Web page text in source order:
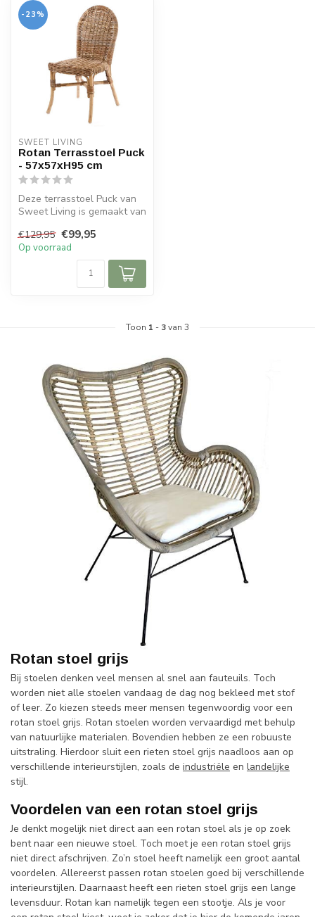
-23%
SWEET LIVING
Rotan Terrasstoel Puck
- 57x57xH95 cm
Deze terrasstoel Puck van
Sweet Living is gemaakt van
greywas...
€129,95 €99,95
Op voorraad
Toon 1 - 3van 3
Rotan stoel grijs
Bij stoelen denken veel mensen al snel aan fauteuils. Toch
worden niet alle stoelen vandaag de dag nog bekleed met stof
of leer. Zo kiezen steeds meer mensen tegenwoordig voor een
rotan stoel grijs. Rotan stoelen worden vervaardigd met behulp
van natuurlijke materialen. Bovendien hebben ze een robuuste
uitstraling. Hierdoor sluit een rieten stoel grijs naadloos aan op
verschillende interieurstijlen, zoals de industriële en landelijke
stijl.
Voordelen van een rotan stoel grijs
Je denkt mogelijk niet direct aan een rotan stoel als je op zoek
bent naar een nieuwe stoel. Toch moet je een rotan stoel grijs
niet direct afschrijven. Zo’n stoel heeft namelijk een groot aantal
voordelen. Allereerst passen rotan stoelen goed bij verschillende
interieurstijlen. Daarnaast heeft een rieten stoel grijs een lange
levensduur. Rotan kan namelijk tegen een stootje. Als je voor